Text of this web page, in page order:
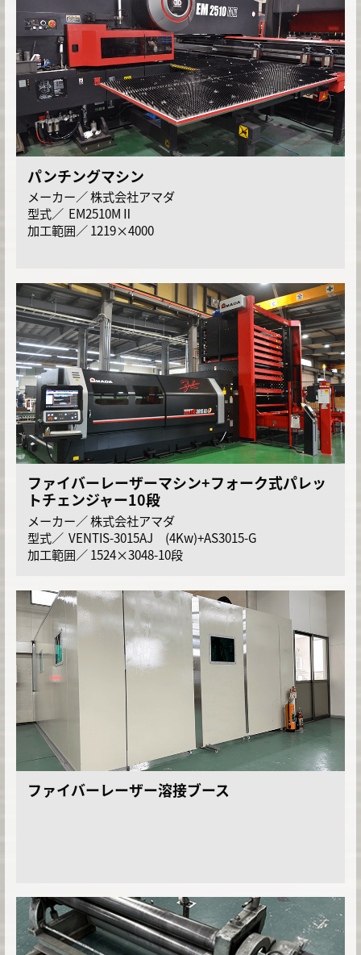
パンチングマシン
株式会社アマダ
EM2510MⅡ
1219×4000
ファイバーレーザーマシン+フォーク式パレッ
トチェンジャー10段
株式会社アマダ
VENTIS-3015AJ (4Kw)+AS3015-G
1524×3048-10段
ファイバーレーザー溶接ブース